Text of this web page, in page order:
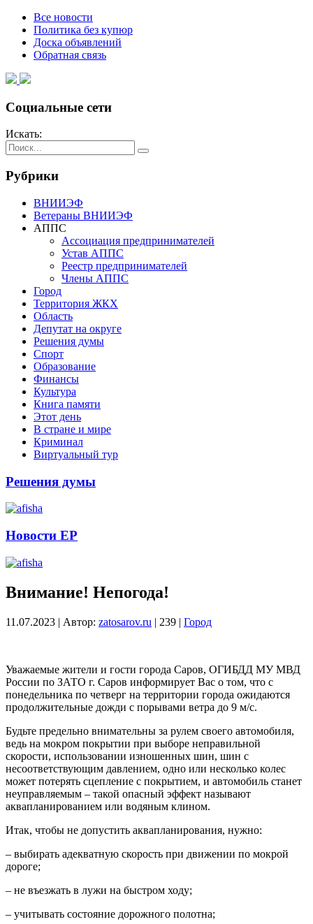
Все новости
Политика без купюр
Доска объявлений
Обратная связь
Социальные сети
Искать:
Рубрики
ВНИИЭФ
Ветераны ВНИИЭФ
АППС
Ассоциация предпринимателей
Устав АППС
Реестр предпринимателей
Члены АППС
Город
Территория ЖКХ
Область
Депутат на округе
Решения думы
Спорт
Образование
Финансы
Культура
Книга памяти
Этот день
В стране и мире
Криминал
Виртуальный тур
Решения думы
Новости ЕР
Внимание! Непогода!
11.07.2023 | Автор: zatosarov.ru | 239 | Город
Уважаемые жители и гости города Саров, ОГИБДД МУ МВД
России по ЗАТО г. Саров информирует Вас о том, что с
понедельника по четверг на территории города ожидаются
продолжительные дожди с порывами ветра до 9 м/с.
Будьте предельно внимательны за рулем своего автомобиля,
ведь на мокром покрытии при выборе неправильной
скорости, использовании изношенных шин, шин с
несоответствующим давлением, одно или несколько колес
может потерять сцепление с покрытием, и автомобиль станет
неуправляемым – такой опасный эффект называют
аквапланированием или водяным клином.
Итак, чтобы не допустить аквапланирования, нужно:
– выбирать адекватную скорость при движении по мокрой
дороге;
– не въезжать в лужи на быстром ходу;
– учитывать состояние дорожного полотна;